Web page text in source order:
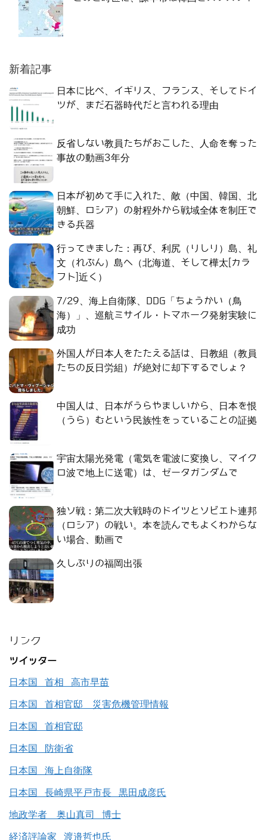
新着記事
日本に比べ、イギリス、フランス、そしてドイ
ツが、まだ石器時代だと言われる理由
反省しない教員たちがおこした、人命を奪った
事故の動画3年分
日本が初めて手に入れた、敵（中国、韓国、北
朝鮮、ロシア）の射程外から戦域全体を制圧で
きる兵器
行ってきました：再び、利尻（りしり）島、礼
文（れぶん）島へ（北海道、そして樺太[カラ
フト]近く）
7/29、海上自衛隊、DDG「ちょうかい（鳥
海）」、巡航ミサイル・トマホーク発射実験に
成功
外国人が日本人をたたえる話は、日教組（教員
たちの反日労組）が絶対に却下するでしょ？
中国人は、日本がうらやましいから、日本を恨
（うら）むという民族性をっていることの証拠
宇宙太陽光発電（電気を電波に変換し、マイク
ロ波で地上に送電）は、ゼータガンダムで
独ソ戦：第二次大戦時のドイツとソビエト連邦
（ロシア）の戦い。本を読んでもよくわからな
い場合、動画で
久しぶりの福岡出張
リンク
ツイッター
日本国 首相 高市早苗
日本国 首相官邸 災害危機管理情報
日本国 首相官邸
日本国 防衛省
日本国 海上自衛隊
日本国 長崎県平戸市長 黒田成彦氏
地政学者 奥山真司 博士
経済評論家 渡邉哲也氏